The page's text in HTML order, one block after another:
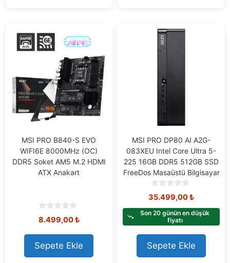
MSI PRO B840-S EVO
WIFI6E 8000MHz (OC)
DDR5 Soket AM5 M.2 HDMI
ATX Anakart
0
o
u
t
o
f
8.499,00₺
Sepete Ekle
MSI PRO DP80 AI A2G-
083XEU Intel Core Ultra 5-
225 16GB DDR5 512GB SSD
FreeDos Masaüstü Bilgisayar
0
o
u
5
35.499,00₺
Son 20 günün en düşük
fiyatı
Sepete Ekle